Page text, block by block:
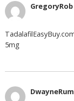
GregoryRob
5mg
DwayneRum